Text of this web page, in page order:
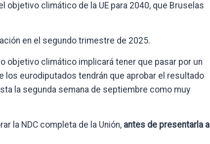
objetivo climático de la UE para 2040, que Bruselas
en el segundo trimestre de 2025.
objetivo climático implicará tener que pasar por un
los eurodiputados tendrán que aprobar el resultado
la segunda semana de septiembre como muy
la NDC completa de la Unión, antes de presentarla a